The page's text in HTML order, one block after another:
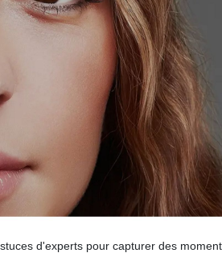
d'experts pour capturer des